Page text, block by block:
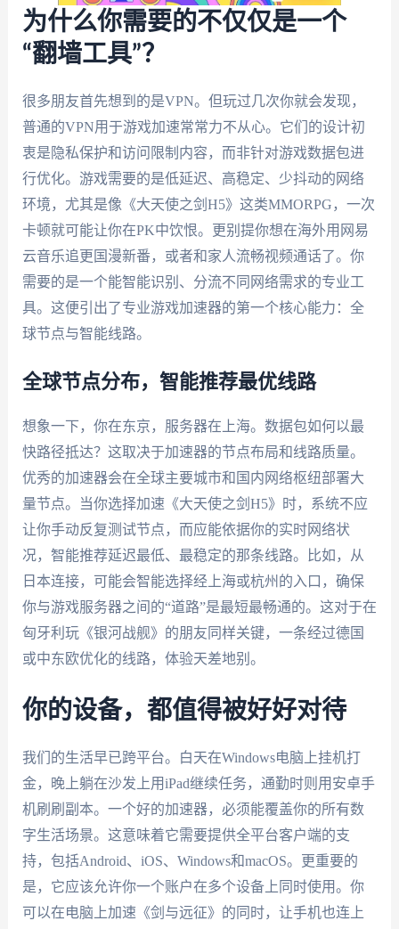
为什么你需要的不仅仅是一个
“翻墙工具”？
很多朋友首先想到的是VPN。但玩过几次你就会发现，
普通的VPN用于游戏加速常常力不从心。它们的设计初
衷是隐私保护和访问限制内容，而非针对游戏数据包进
行优化。游戏需要的是低延迟、高稳定、少抖动的网络
环境，尤其是像《大天使之剑H5》这类MMORPG，一次
卡顿就可能让你在PK中饮恨。更别提你想在海外用网易
云音乐追更国漫新番，或者和家人流畅视频通话了。你
需要的是一个能智能识别、分流不同网络需求的专业工
具。这便引出了专业游戏加速器的第一个核心能力：全
球节点与智能线路。
全球节点分布，智能推荐最优线路
想象一下，你在东京，服务器在上海。数据包如何以最
快路径抵达？这取决于加速器的节点布局和线路质量。
优秀的加速器会在全球主要城市和国内网络枢纽部署大
量节点。当你选择加速《大天使之剑H5》时，系统不应
让你手动反复测试节点，而应能依据你的实时网络状
况，智能推荐延迟最低、最稳定的那条线路。比如，从
日本连接，可能会智能选择经上海或杭州的入口，确保
你与游戏服务器之间的“道路”是最短最畅通的。这对于在
匈牙利玩《银河战舰》的朋友同样关键，一条经过德国
或中东欧优化的线路，体验天差地别。
你的设备，都值得被好好对待
我们的生活早已跨平台。白天在Windows电脑上挂机打
金，晚上躺在沙发上用iPad继续任务，通勤时则用安卓手
机刷刷副本。一个好的加速器，必须能覆盖你的所有数
字生活场景。这意味着它需要提供全平台客户端的支
持，包括Android、iOS、Windows和macOS。更重要的
是，它应该允许你一个账户在多个设备上同时使用。你
可以在电脑上加速《剑与远征》的同时，让手机也连上